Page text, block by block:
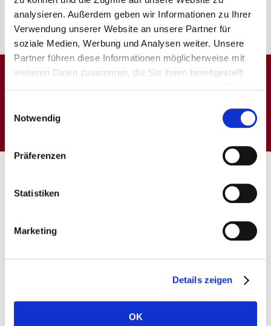
analysieren. Außerdem geben wir Informationen zu Ihrer
Verwendung unserer Website an unsere Partner für
soziale Medien, Werbung und Analysen weiter. Unsere
Partner führen diese Informationen möglicherweise mit
weiteren Daten zusammen, die Sie ihnen bereitgestellt
Cookies, wenn Sie unsere Webseite weiterhin nutzen.
Notwendig
Präferenzen
Statistiken
Marketing
Details zeigen
OK
Alle Informationen rund um unser Leistungsspektrum
und den Ablauf der Behandlungen erhalten Sie auf den
Kardio-MRT – alle Behandlungsschwerpunkte und